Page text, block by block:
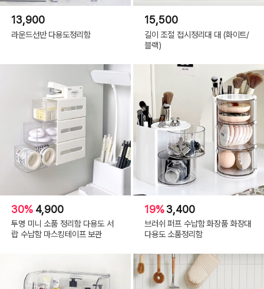
13,900
라운드선반 다용도정리함
15,500
길이 조절 접시정리대 대 (화이트/
블랙)
30% 4,900
투명 미니 소품 정리함 다용도 서
랍 수납함 마스킹테이프 보관
19%3,400
브러쉬 퍼프 수납함 화장품 화장대
다용도 소품정리함